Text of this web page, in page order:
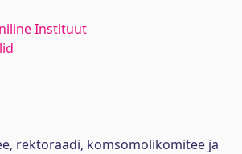
Instituut
rektoraadi, komsomolikomitee ja